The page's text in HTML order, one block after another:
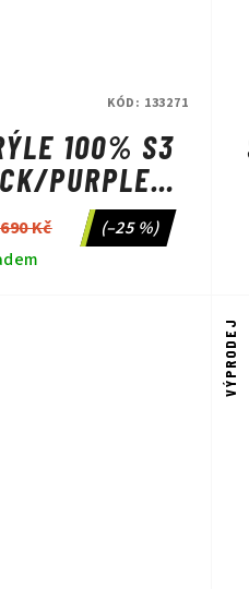
100% S3
PURPLE
Kč
(–25 %)
KÓD: 133271
VÝPRODEJ